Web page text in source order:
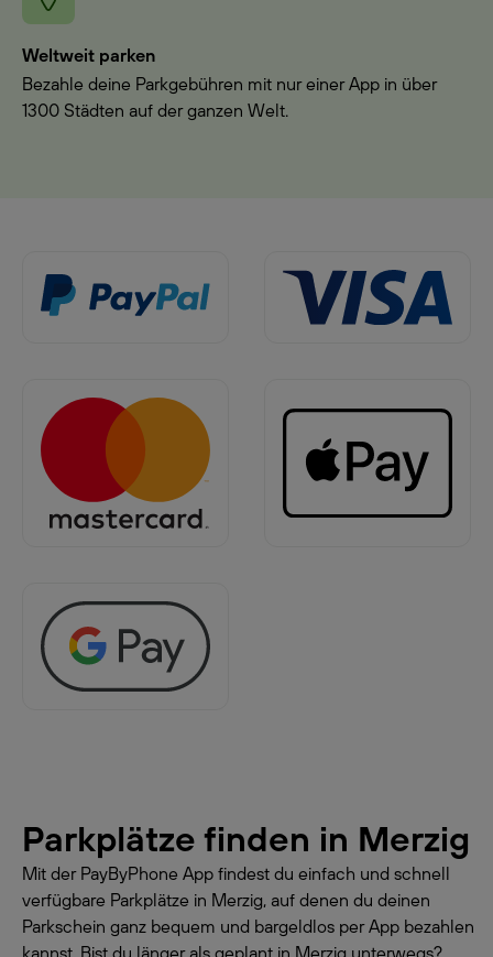
Weltweit parken
Bezahle deine Parkgebühren mit nur einer App in über
1300 Städten auf der ganzen Welt.
Parkplätze finden in Merzig
Mit der PayByPhone App findest du einfach und schnell
verfügbare Parkplätze in Merzig, auf denen du deinen
Parkschein ganz bequem und bargeldlos per App bezahlen